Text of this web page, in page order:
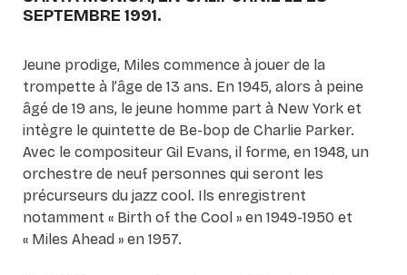
SEPTEMBRE 1991.
Jeune prodige, Miles commence à jouer de la
trompette à l’âge de 13 ans. En 1945, alors à peine
âgé de 19 ans, le jeune homme part à New York et
intègre le quintette de Be-bop de Charlie Parker.
Avec le compositeur Gil Evans, il forme, en 1948, un
orchestre de neuf personnes qui seront les
précurseurs du jazz cool. Ils enregistrent
notamment « Birth of the Cool » en 1949-1950 et
« Miles Ahead » en 1957.